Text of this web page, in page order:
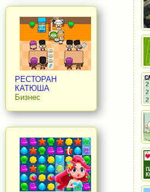
РЕСТОРАН
КАТЮША
Бизнес